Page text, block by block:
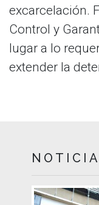
excarcelación.
Control y
lugar a lo
extender la